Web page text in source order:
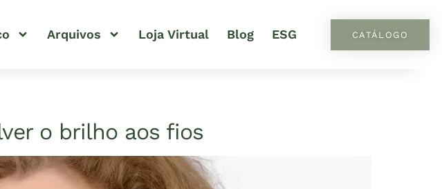
Arquivos Loja Virtual Blog ESG CATÁLOGO
o brilho aos fios